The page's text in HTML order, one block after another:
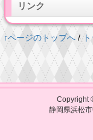
リンク
↑ページのトップへ/
Copyright
静岡県浜松